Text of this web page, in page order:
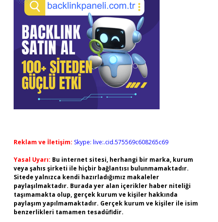
Reklam ve İletişim: Skype: live:.cid.575569c608265c69
Yasal Uyarı: Bu internet sitesi, herhangi bir marka, kurum
veya şahıs şirketi ile hiçbir bağlantısı bulunmamaktadır.
Sitede yalnızca kendi hazırladığımız makaleler
paylaşılmaktadır. Burada yer alan içerikler haber niteliği
taşımamakta olup, gerçek kurum ve kişiler hakkında
paylaşım yapılmamaktadır. Gerçek kurum ve kişiler ile isim
benzerlikleri tamamen tesadüfidir.